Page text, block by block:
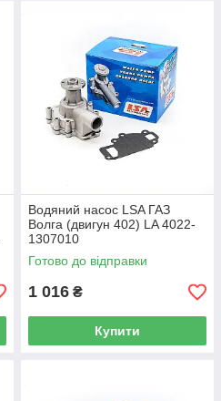
Водяний насос LSA ГАЗ
Волга (двигун 402) LA 4022-
1307010
Готово до відправки
1 016 ₴
Купити